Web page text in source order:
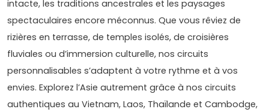
intacte, les traditions ancestrales et les paysages
spectaculaires encore méconnus. Que vous rêviez de
rizières en terrasse, de temples isolés, de croisières
fluviales ou d’immersion culturelle, nos circuits
personnalisables s’adaptent à votre rythme et à vos
envies. Explorez l’Asie autrement grâce à nos circuits
authentiques au Vietnam, Laos, Thaïlande et Cambodge,